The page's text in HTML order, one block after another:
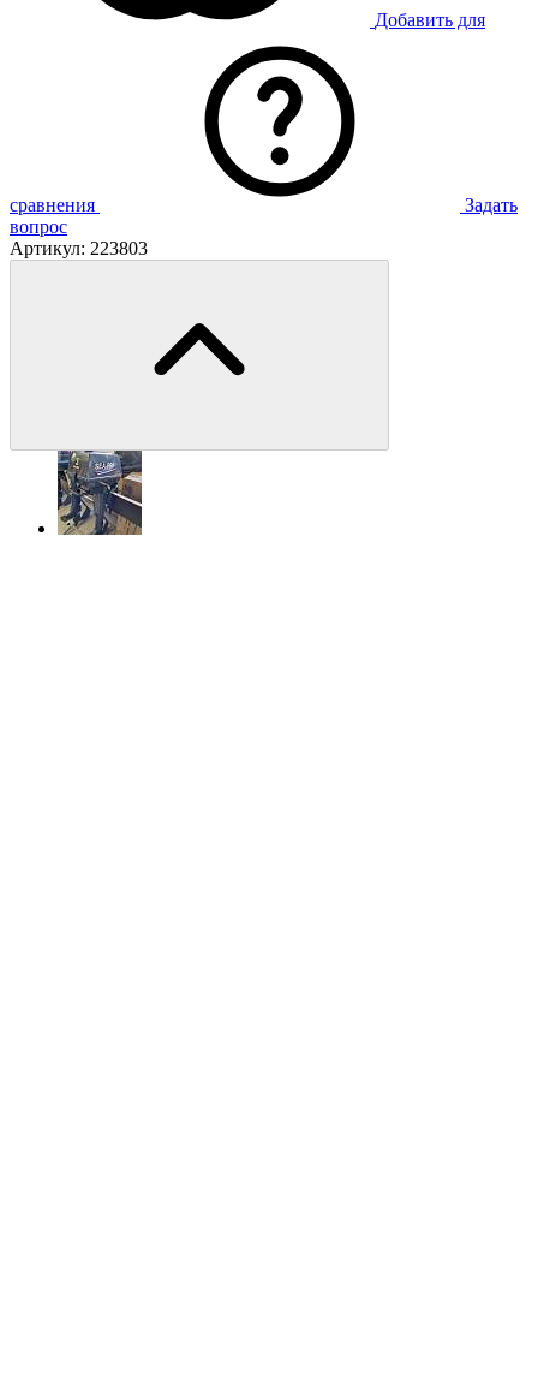
Добавить для
сравнения
Задать
вопрос
Артикул: 223803